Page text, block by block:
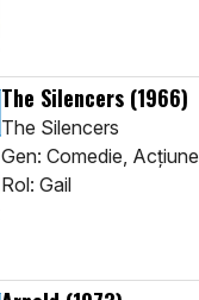
The Silencers (1966)
The Silencers
Gen: Comedie, Acţiune
Rol: Gail